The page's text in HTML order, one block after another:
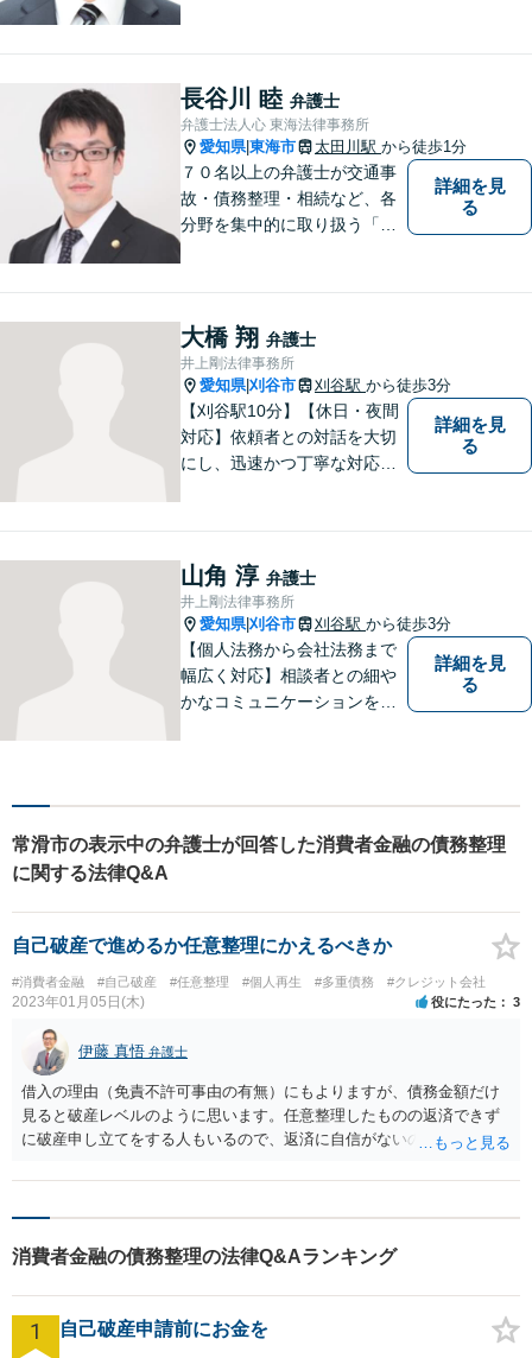
ることはございません。元警
察官の経験を活かした交通事
故事案対応もいたします。
長谷川 睦 弁護士
弁護士法人心 東海法律事務所
愛知県|東海市 太田川駅 から徒歩1分
７０名以上の弁護士が交通事
故・債務整理・相続など、各
分野を集中的に取り扱う「分
できるよう努めております。
詳細を見
る
大橋 翔 弁護士
井上剛法律事務所
愛知県|刈谷市 刈谷駅 から徒歩3分
【刈谷駅10分】【休日・夜間
対応】依頼者との対話を大切
にし、迅速かつ丁寧な対応を
サービスを提供。【駐車場完
備】
詳細を見
る
山角 淳 弁護士
井上剛法律事務所
愛知県|刈谷市 刈谷駅 から徒歩3分
【個人法務から会社法務まで
幅広く対応】相談者との細や
かなコミュニケーションを大
ら、お早めにご相談くださ
い。【JR在来線「刈谷駅」4
分】【駐車場あり】
詳細を見
る
常滑市の表示中の弁護士が回答した消費者金融の債務整理
に関する法律Q&A
自己破産で進めるか任意整理にかえるべきか
#消費者金融 #自己破産 #任意整理 #個人再生 #多重債務 #クレジット会社
2023年01月05日(木) 役にたった 3
伊藤 真悟 弁護士
借入の理由（免責不許可事由の有無）にもよりますが、債務金額だけ
見ると破産レベルのように思います。任意整理したものの返済できず
に破産申し立てをする人もいるので、返済に自信がないのであれば破
消費者金融の債務整理の法律Q&Aランキング
1 自己破産申請前にお金を